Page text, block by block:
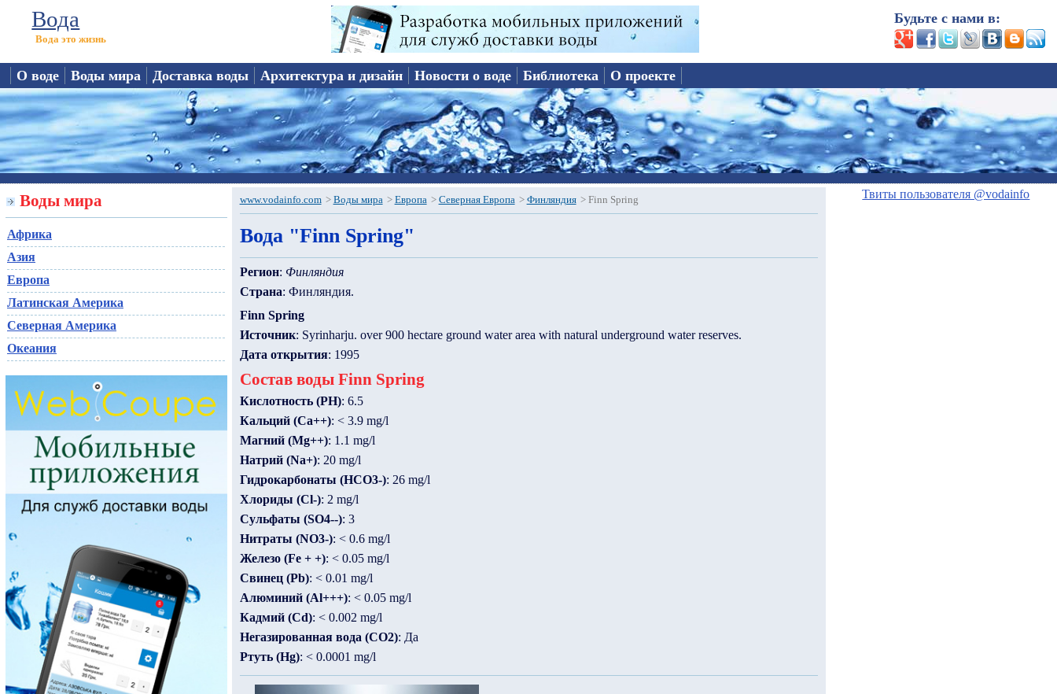
Вода
Вода это жизнь
Будьте с нами в:
О воде Воды мира Доставка воды Архитектура и дизайн Новости о воде Библиотека О проекте
Воды мира
Африка
Азия
Европа
Латинская Америка
Северная Америка
Океания
www.vodainfo.com > Воды мира > Европа > Северная Европа > Финляндия > Finn Spring
Вода "Finn Spring"
Регион: Финляндия
Страна: Финляндия.
Finn Spring
Источник: Syrinharju. over 900 hectare ground water area with natural underground water reserves.
Дата открытия: 1995
Состав воды Finn Spring
Кислотность (PH): 6.5
Кальций (Ca++): < 3.9 mg/l
Магний (Mg++): 1.1 mg/l
Натрий (Na+): 20 mg/l
Гидрокарбонаты (HCO3-): 26 mg/l
Хлориды (Cl-): 2 mg/l
Сульфаты (SO4--): 3
Нитраты (NO3-): < 0.6 mg/l
Железо (Fe + +): < 0.05 mg/l
Свинец (Pb): < 0.01 mg/l
Алюминий (Al+++): < 0.05 mg/l
Кадмий (Cd): < 0.002 mg/l
Негазированная вода (CO2): Да
Ртуть (Hg): < 0.0001 mg/l
Твиты пользователя @vodainfo